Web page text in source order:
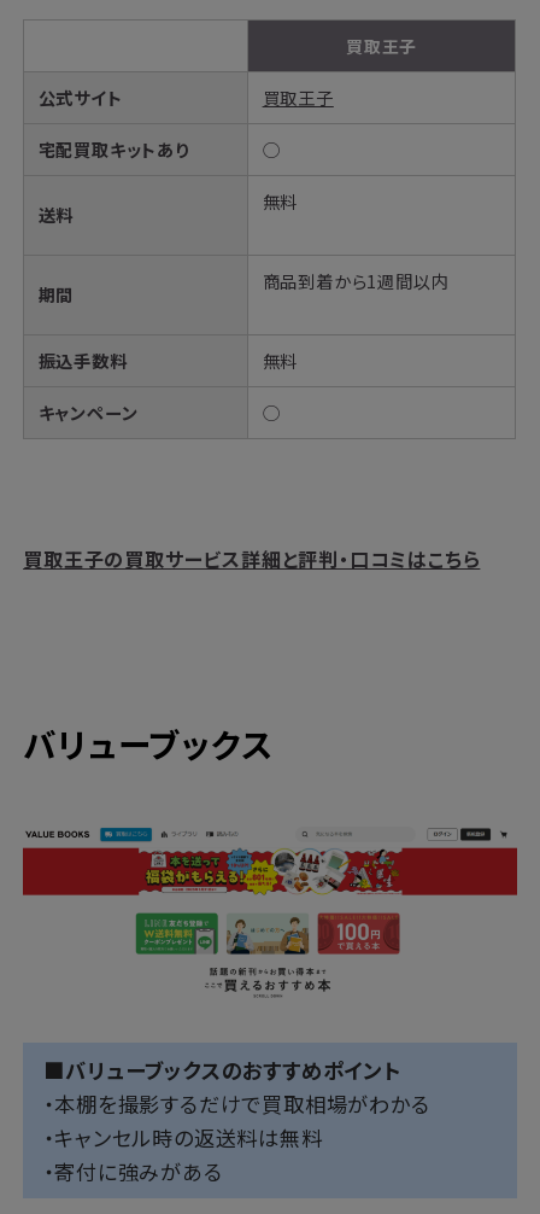
買取王子
公式サイト 買取王子
宅配買取キットあり ◯
送料
無料
期間
商品到着から1週間以内
振込手数料 無料
キャンペーン ◯
買取王子の買取サービス詳細と評判・口コミはこちら
バリューブックス
■バリューブックスのおすすめポイント
・本棚を撮影するだけで買取相場がわかる
・キャンセル時の返送料は無料
・寄付に強みがある